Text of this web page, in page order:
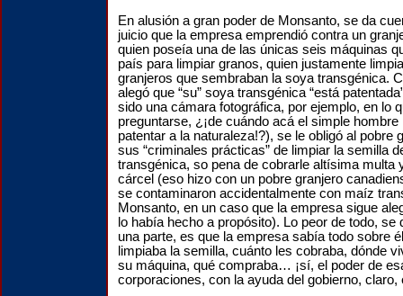
En alusión a gran poder de Monsanto, se da
juicio que la empresa emprendió contra un
quien poseía una de las únicas seis máquinas
país para limpiar granos, quien justamente
granjeros que sembraban la soya transgénica.
alegó que “su” soya transgénica “está
sido una cámara fotográfica, por ejemplo, en lo
preguntarse, ¿¡de cuándo acá el simple
patentar a la naturaleza!?), se le obligó al pobre
sus “criminales prácticas” de limpiar la semilla
transgénica, so pena de cobrarle altísima multa
cárcel (eso hizo con un pobre granjero
se contaminaron accidentalmente con maíz
Monsanto, en un caso que la empresa sigue
lo había hecho a propósito). Lo peor de todo, se
una parte, es que la empresa sabía todo sobre
limpiaba la semilla, cuánto les cobraba, dónde
su máquina, qué compraba… ¡sí, el poder de
corporaciones, con la ayuda del gobierno, claro,